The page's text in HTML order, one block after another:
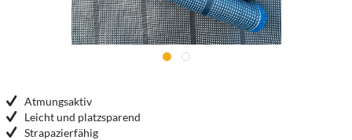
Atmungsaktiv
Leicht und platzsparend
Strapazierfähig